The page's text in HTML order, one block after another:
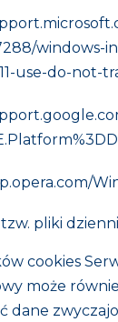
windows-
use-do-not-
pliki
cookies
może
dane